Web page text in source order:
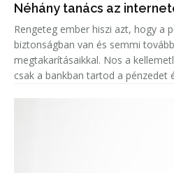
Néhány tanács az
Rengeteg ember hiszi azt, hogy a
biztonságban van és semmi
megtakarításaikkal. Nos a
csak a bankban tartod a pénzedet